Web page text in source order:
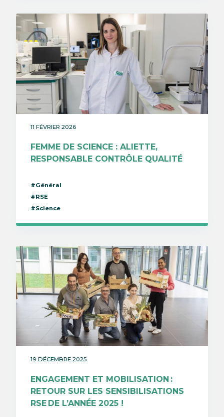
11 FÉVRIER 2026
FEMME DE SCIENCE : ALIETTE,
RESPONSABLE CONTRÔLE QUALITÉ
#Général
#RSE
#Science
19 DÉCEMBRE 2025
ENGAGEMENT ET MOBILISATION :
RETOUR SUR LES SENSIBILISATIONS
RSE DE L’ANNÉE 2025 !